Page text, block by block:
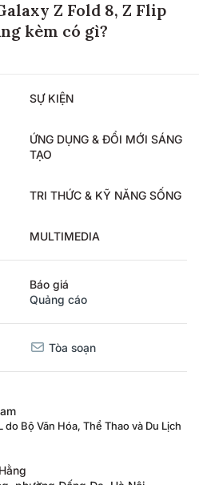
Z Fold 8, Z Flip
kèm có gì?
SỰ KIỆN
ỨNG DỤNG & ĐỔI MỚI SÁNG
TẠO
TRI THỨC & KỸ NĂNG SỐNG
MULTIMEDIA
Báo giá
Quảng cáo
Tòa soạn
Bộ Văn Hóa, Thể Thao và Du Lịch